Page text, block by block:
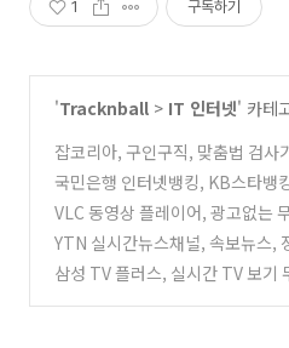
1 구독하기
'Tracknball > IT 인터넷' 카테
잡코리아, 구인구직, 맞춤법 검사
작성부터 입사지원까지 (0)
국민은행 인터넷뱅킹, KB스타뱅
증서
(0)
VLC 동영상 플레이어, 광고없는
레이어
(0)
YTN 실시간뉴스채널, 속보뉴스,
회 등 분야별 주요뉴스 (0)
삼성 TV 플러스, 실시간 TV 보기